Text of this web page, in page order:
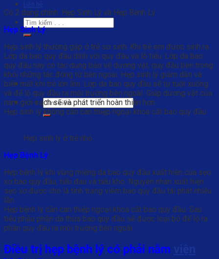
Có 2 dạng chính. Hẹp Sinh Lý và Hẹp Bệnh Lý
Hẹp Sinh Lý
Hẹp sinh lý thường gặp ở trẻ sơ sinh. Khi trẻ em được sinh ra.
Lớp da bao quy đầu dính với quy đầu và lỗ tiểu. Lớp da bao
quy đầu này có tác dụng bảo vệ dương vật, quy đầu bên trong
khỏi những tác động từ bên ngoài. Hẹp sinh lý giảm dần và
biến mất khi trẻ lớn lên. Lớp da bao quy đầu sẽ tự tuột xuống
và để lộ quy đầu ra môi trường bên ngoài. Giúp dương vật của
nam giới sạch sẽ và phát triển hoàn thiện hơn
Hẹp sinh lý không cần can thiệp ngoại khoa cắt bao quy đầu
Hẹp sinh lý ở trẻ nhỏ.
Hẹp Bệnh Lý
Hẹp bệnh lý khi vùng miệng da bao quy đầu xuất hiện của sẹo
xơ bao quy đầu, tiểu đau và tiểu khó. Nguyên nhân xuất hiện
sẹo xơ được cho là tình trạng viêm bao quy đầu tái phát nhiều
lần.
Hẹp bệnh lý cần can thiệp ngoại khoa cắt bao quy đầu. Sau
tiểu phẫu phần da thừa bao quy đầu sẽ được loại bỏ để lộ ra
phần quy đầu ra môi trường bên ngoài.
Điều trị hẹp bệnh lý có phải nằm